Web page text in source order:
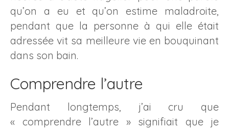
qu’on a eu et qu’on estime maladroite,
pendant que la personne à qui elle était
adressée vit sa meilleure vie en bouquinant
dans son bain.
Comprendre l’autre
Pendant longtemps, j’ai cru que
« comprendre l’autre » signifiait que je